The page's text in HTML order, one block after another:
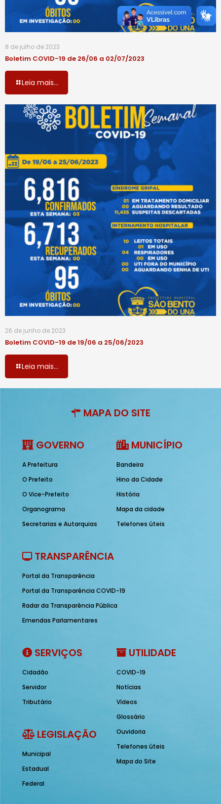
8 de julho de 2023
Boletim COVID-19 de 26/06 a 02/07/2023
Leia mais...
26 de junho de 2023
Boletim COVID-19 de 19/06 a 25/06/2023
Leia mais...
MAPA DO SITE
GOVERNO
A Prefeitura
O Prefeito
O Vice-Prefeito
Organograma
Secretarias e Autarquias
MUNICÍPIO
Bandeira
Hino da Cidade
História
Mapa da cidade
Telefones úteis
TRANSPARÊNCIA
Portal da Transparência
Portal da Transparência COVID-19
Radar da Transparência Pública
Emendas Parlamentares
SERVIÇOS
Cidadão
Servidor
Tributário
LEGISLAÇÃO
Municipal
Estadual
Federal
UTILIDADE
COVID-19
Notícias
Vídeos
Glossário
Ouvidoria
Telefones úteis
Mapa do Site